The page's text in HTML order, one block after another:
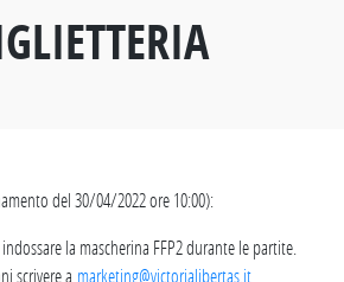
del 30/04/2022 ore 10:00):
la mascherina FFP2 durante le partite.
scrivere a marketing@victorialibertas.it